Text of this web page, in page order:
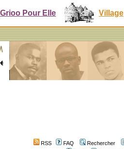
Grioo Pour Elle Village
RSS FAQ
Rechercher